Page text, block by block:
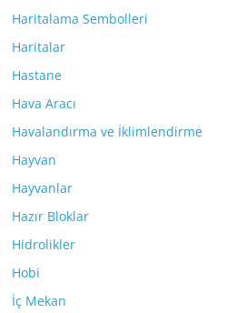
Haritalama Sembolleri
Haritalar
Hastane
Hava Aracı
Havalandırma ve İklimlendirme
Hayvan
Hayvanlar
Hazır Bloklar
Hidrolikler
Hobi
İç Mekan